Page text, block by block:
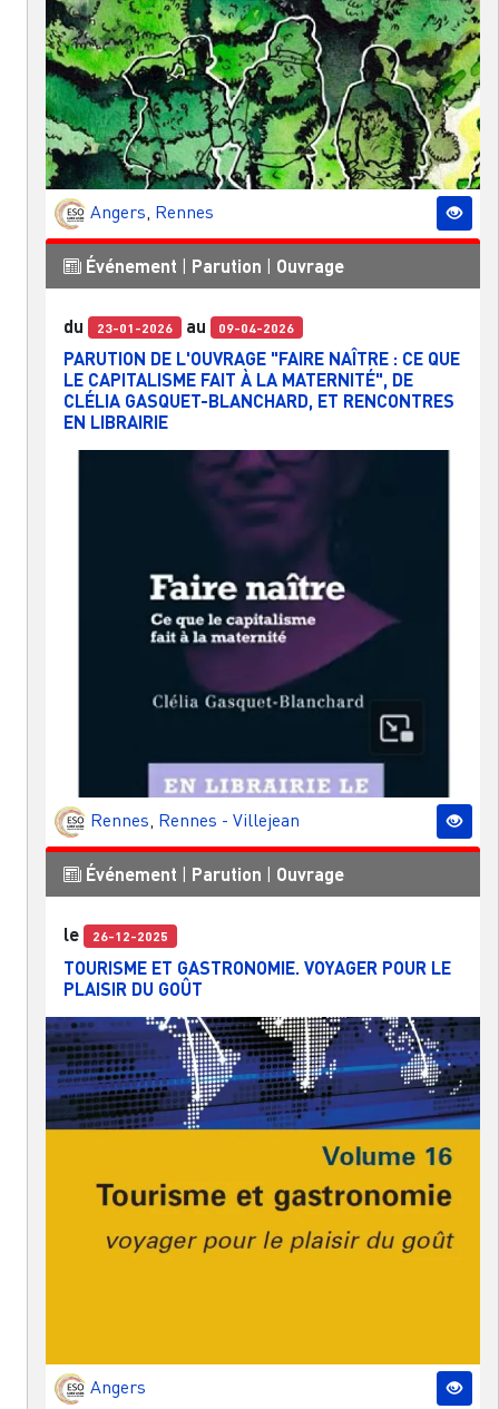
Angers, Rennes
Événement Parution Ouvrage
du 23-01-2026 au 09-04-2026
PARUTION DE L'OUVRAGE "FAIRE NAÎTRE : CE QUE
LE CAPITALISME FAIT À LA MATERNITÉ", DE
CLÉLIA GASQUET-BLANCHARD, ET RENCONTRES
EN LIBRAIRIE
Rennes, Rennes - Villejean
Événement Parution Ouvrage
le 26-12-2025
TOURISME ET GASTRONOMIE. VOYAGER POUR LE
PLAISIR DU GOÛT
Angers